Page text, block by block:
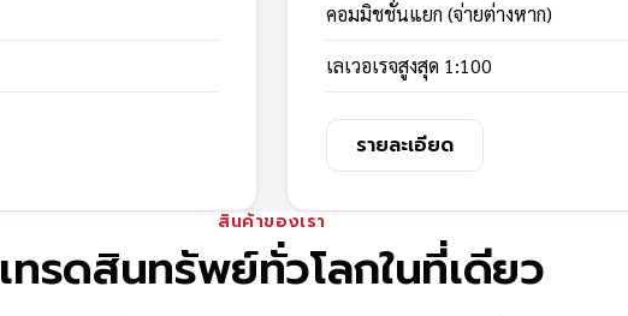
คอมมิชชั่นแยก (จ่ายต่างหาก)
เลเวอเรจสูงสุด 1:100
รายละเอียด
สินค้าของเรา
เทรดสินทรัพย์ทั่วโลกในที่เดียว